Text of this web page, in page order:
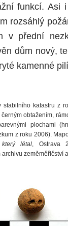
funkcí. Asi
rozsáhlý
v přední
dům nový,
kamenné
stabilního katastru z
obtažením,
plochami
z roku 2006).
létal, Ostrava
archivu zeměměřičství